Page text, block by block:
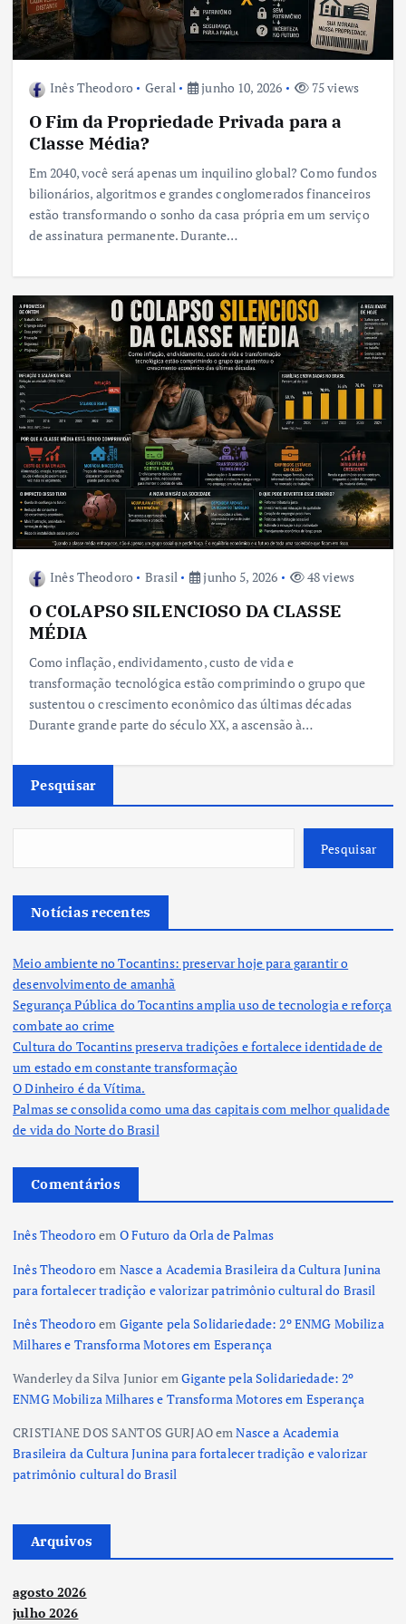
Inês Theodoro Geral junho 10, 2026 75 views
O Fim da Propriedade Privada para a
Classe Média?
Em 2040, você será apenas um inquilino global? Como fundos
bilionários, algoritmos e grandes conglomerados financeiros
estão transformando o sonho da casa própria em um serviço
de assinatura permanente. Durante…
Inês Theodoro Brasil junho 5, 2026 48 views
O COLAPSO SILENCIOSO DA CLASSE
MÉDIA
Como inflação, endividamento, custo de vida e
transformação tecnológica estão comprimindo o grupo que
sustentou o crescimento econômico das últimas décadas
Durante grande parte do século XX, a ascensão à…
Pesquisar
Pesquisar
Notícias recentes
Meio ambiente no Tocantins: preservar hoje para garantir o
desenvolvimento de amanhã
Segurança Pública do Tocantins amplia uso de tecnologia e reforça
combate ao crime
Cultura do Tocantins preserva tradições e fortalece identidade de
um estado em constante transformação
O Dinheiro é da Vítima.
Palmas se consolida como uma das capitais com melhor qualidade
de vida do Norte do Brasil
Comentários
Inês Theodoroem O Futuro da Orla de Palmas
Inês Theodoroem Nasce a Academia Brasileira da Cultura Junina
para fortalecer tradição e valorizar patrimônio cultural do Brasil
Inês Theodoroem Gigante pela Solidariedade: 2º ENMG Mobiliza
Milhares e Transforma Motores em Esperança
Wanderley da Silva JunioremGigante pela Solidariedade: 2º
ENMG Mobiliza Milhares e Transforma Motores em Esperança
CRISTIANE DOS SANTOS GURJAOemNasce a Academia
Brasileira da Cultura Junina para fortalecer tradição e valorizar
patrimônio cultural do Brasil
Arquivos
agosto 2026
julho 2026